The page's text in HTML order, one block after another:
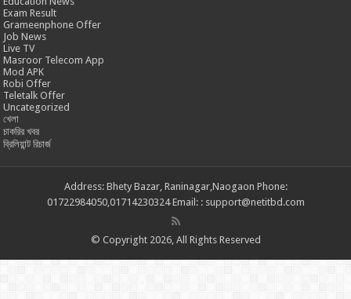
Exam Result
Grameenphone Offer
Job News
Live TV
Masroor Telecom App
Mod APK
Robi Offer
Teletalk Offer
Uncategorized
খেলা
চাকরির খবর
ব্রিলিয়ান্ট রিচার্জ
Address: Bhety Bazar, Raninagar,Naogaon Phone:
01722984050,01714230324 Email: : support@netitbd.com
© Copyright 2026, All Rights Reserved